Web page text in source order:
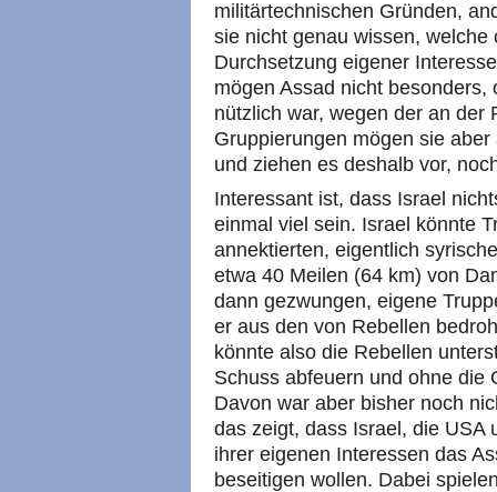
militärtechnischen Gründen,
sie nicht genau wissen,
Durchsetzung eigener
mögen Assad nicht
nützlich war, wegen der an der
Gruppierungen mögen sie
und ziehen es deshalb vor,
Interessant ist, dass Israel
einmal viel sein. Israel könnte
annektierten, eigentlich
etwa 40 Meilen (64 km) von
dann gezwungen, eigene
er aus den von Rebellen
könnte also die Rebellen
Schuss abfeuern und ohne die
Davon war aber bisher noch
das zeigt, dass Israel, die USA
ihrer eigenen Interessen das
beseitigen wollen. Dabei